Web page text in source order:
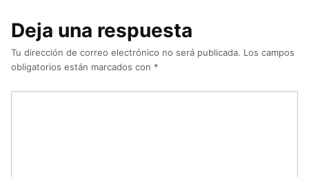
Deja una respuesta
Tu dirección de correo electrónico no será publicada. Los campos
obligatorios están marcados con *